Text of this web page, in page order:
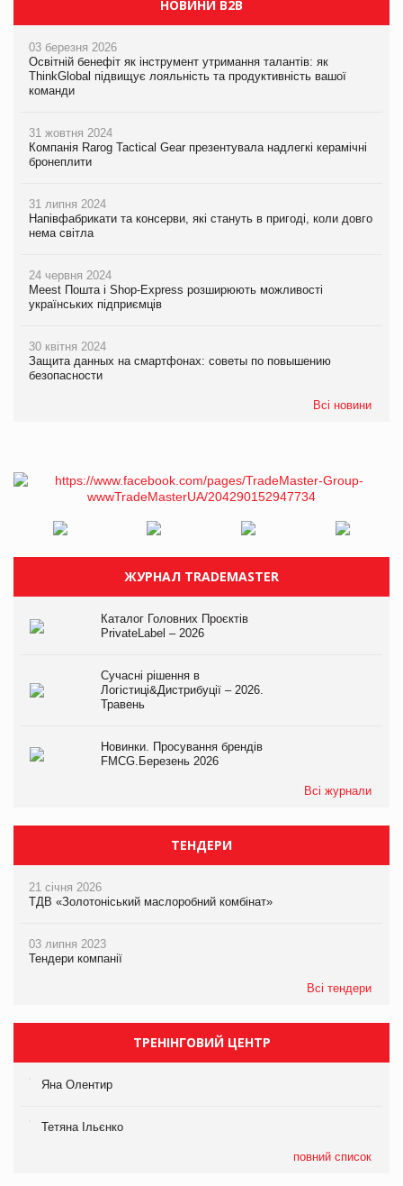
НОВИНИ B2B
03 березня 2026
Освітній бенефіт як інструмент утримання талантів: як
ThinkGlobal підвищує лояльність та продуктивність вашої
команди
31 жовтня 2024
Компанія Rarog Tactical Gear презентувала надлегкі керамічні
бронеплити
31 липня 2024
Напівфабрикати та консерви, які стануть в пригоді, коли довго
нема світла
24 червня 2024
Meest Пошта і Shop-Express розширюють можливості
українських підприємців
30 квітня 2024
Защита данных на смартфонах: советы по повышению
безопасности
Всі новини
ЖУРНАЛ TRADEMASTER
Каталог Головних Проєктів
PrivateLabel – 2026
Сучасні рішення в
Логістиці&Дистрибуції – 2026.
Травень
Новинки. Просування брендів
FMCG.Березень 2026
Всі журнали
ТЕНДЕРИ
21 січня 2026
ТДВ «Золотоніський маслоробний комбінат»
03 липня 2023
Тендери компанії
Всі тендери
ТРЕНІНГОВИЙ ЦЕНТР
Яна Олентир
Тетяна Ільєнко
повний список